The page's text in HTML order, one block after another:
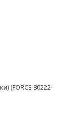
(FORCE 80222-